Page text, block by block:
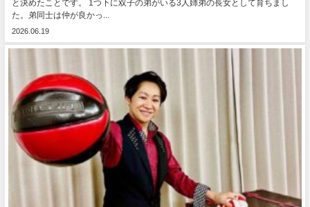
と決めたことです。 1つ下に双子の弟がいる3人姉弟の長女として育ちまし
た。弟同士は仲が良かっ...
2026.06.19